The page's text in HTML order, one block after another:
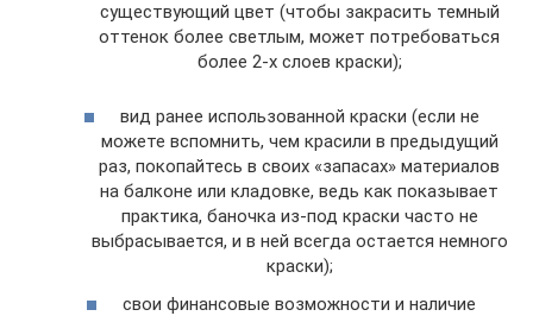
существующий цвет (чтобы закрасить темный
оттенок более светлым, может потребоваться
более 2-х слоев краски);
вид ранее использованной краски (если не
можете вспомнить, чем красили в предыдущий
раз, покопайтесь в своих «запасах» материалов
на балконе или кладовке, ведь как показывает
практика, баночка из-под краски часто не
выбрасывается, и в ней всегда остается немного
краски);
свои финансовые возможности и наличие